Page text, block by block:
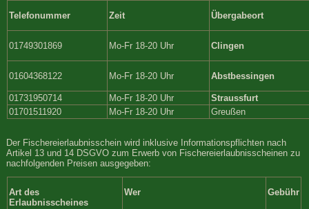
Telefonummer Zeit Übergabeort
01749301869 Mo-Fr 18-20 Uhr Clingen
01604368122 Mo-Fr 18-20 Uhr Abstbessingen
01731950714 Mo-Fr 18-20 Uhr
Straussfurt
01701511920
Mo-Fr 18-20 Uhr Greußen
Der Fischereierlaubnisschein wird inklusive Informationspflichten nach
Artikel 13 und 14 DSGVO zum Erwerb von Fischereierlaubnisscheinen zu
nachfolgenden Preisen ausgegeben:
Art des
Erlaubnisscheines
Wer Gebühr